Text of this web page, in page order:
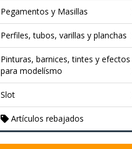
Pegamentos y Masillas
Perfiles, tubos, varillas y planchas
Pinturas, barnices, tintes y efectos
para modelísmo
Slot
Artículos rebajados